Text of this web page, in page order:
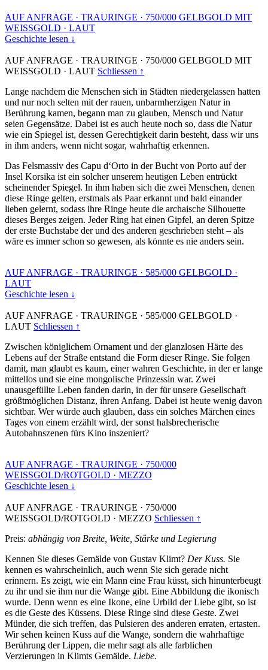
AUF ANFRAGE · TRAURINGE · 750/000 GELBGOLD MIT
WEISSGOLD · LAUT
Geschichte lesen ↓
AUF ANFRAGE · TRAURINGE · 750/000 GELBGOLD MIT
WEISSGOLD · LAUT Schliessen ↑
Lange nachdem die Menschen sich in Städten niedergelassen hatten
und nur noch selten mit der rauen, unbarmherzigen Natur in
Berührung kamen, begann man zu glauben, Mensch und Natur
seien Gegensätze. Dabei ist es auch heute noch so, dass die Natur
wie ein Spiegel ist, dessen Gerechtigkeit darin besteht, dass wir uns
in ihm anders, wenn nicht sogar, wahrhaftig erkennen.
Das Felsmassiv des Capu d‘Orto in der Bucht von Porto auf der
Insel Korsika ist ein solcher unserem heutigen Leben entrückt
scheinender Spiegel. In ihm haben sich die zwei Menschen, denen
diese Ringe gelten, erstmals als Paar erkannt und bald einander
lieben gelernt, sodass ihre Ringe heute die archaische Silhouette
dieses Berges zeigen. Jeder Ring hat einen Gipfel, an deren Spitze
der erste Buchstabe der und des anderen geschrieben steht – als
wäre es immer schon so gewesen, als könnte es nie anders sein.
AUF ANFRAGE · TRAURINGE · 585/000 GELBGOLD ·
LAUT
Geschichte lesen ↓
AUF ANFRAGE · TRAURINGE · 585/000 GELBGOLD ·
LAUT Schliessen ↑
Zwischen königlichem Ornament und der glanzlosen Härte des
Lebens auf der Straße entstand die Form dieser Ringe. Sie folgen
damit, man glaubt es kaum, einer wahren Geschichte, in der er lange
mittellos und sie eine mongolische Prinzessin war. Zwei
unausgefüllte Leben fanden darin, in der für unsere Gesellschaft
größtmöglichen Distanz, ihren Anfang. Dabei ist heute wenig davon
sichtbar. Wer würde auch glauben, dass ein solches Märchen eines
Tages von einem erzählt wird, der sonst halsbrecherische
Autobahnszenen fürs Kino inszeniert?
AUF ANFRAGE · TRAURINGE · 750/000
WEISSGOLD/ROTGOLD · MEZZO
Geschichte lesen ↓
AUF ANFRAGE · TRAURINGE · 750/000
WEISSGOLD/ROTGOLD · MEZZO Schliessen ↑
Preis: abhängig von Breite, Weite, Stärke und Legierung
Kennen Sie dieses Gemälde von Gustav Klimt? Der Kuss. Sie
kennen es wahrscheinlich, auch wenn Sie sich gerade nicht
erinnern. Es zeigt, wie ein Mann eine Frau küsst, sich hinunterbeugt
zu ihr und sie ihm nur die Wange gibt. Eine Abbildung die ikonisch
wurde. Denn wenn es eine Ikone, eine Urbild der Liebe gibt, so ist
es die Geste des Küssens. Diese Ringe sind diese Geste. Zwei
Münder, die sich treffen, das Pulsieren des anderen erraten, ertasten.
Wir sehen keinen Kuss auf die Wange, sondern die wahrhaftige
Berührung der Lippen, die mehr sagt als alle farblichen
Verzierungen in Klimts Gemälde. Liebe.